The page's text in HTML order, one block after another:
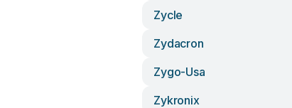
Zycle
Zydacron
Zygo-Usa
Zykronix